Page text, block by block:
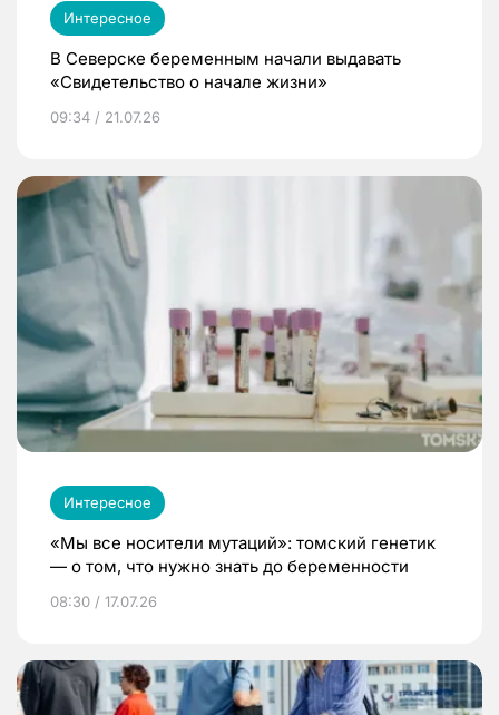
Интересное
В Северске беременным начали выдавать
«Свидетельство о начале жизни»
09:34 / 21.07.26
Интересное
«Мы все носители мутаций»: томский генетик
— о том, что нужно знать до беременности
08:30 / 17.07.26